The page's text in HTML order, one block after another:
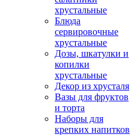
хрустальные
Блюда
сервировочные
хрустальные
Дозы, шкатулки и
копилки
хрустальные
Декор из хрусталя
Вазы для фруктов
и торта
Наборы для
крепких напитков